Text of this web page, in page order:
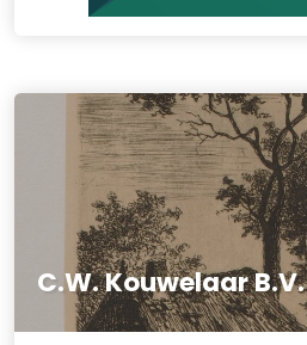
C.W. Kouwelaar B.V.